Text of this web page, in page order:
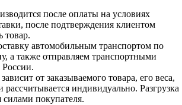
после оплаты на условиях
после подтверждения клиентом
товар.
автомобильным транспортом по
а также отправляем транспортными
от заказываемого товара, его веса,
рассчитывается индивидуально. Разгрузка
силами покупателя.